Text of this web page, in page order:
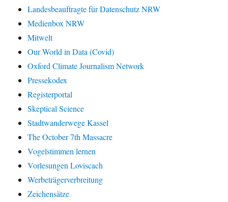
Landesbeauftragte für Datenschutz NRW
Medienbox NRW
Mitwelt
Our World in Data (Covid)
Oxford Climate Journalism Network
Pressekodex
Registerportal
Skeptical Science
Stadtwanderwege Kassel
The October 7th Massacre
Vogelstimmen lernen
Vorlesungen Loviscach
Werbeträgerverbreitung
Zeichensätze